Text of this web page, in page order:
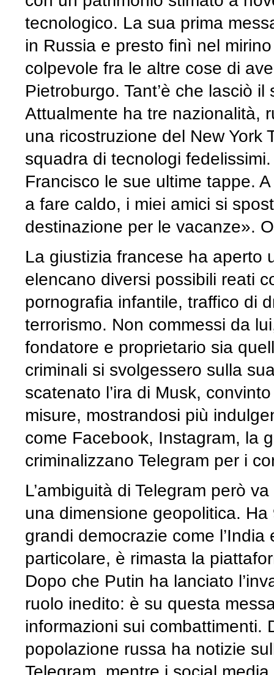
tecnologico. La sua prima
in Russia e presto finì nel
colpevole fra le altre cose di
Pietroburgo. Tant’è che lasciò
Attualmente ha tre nazionalità,
una ricostruzione del New York
squadra di tecnologi
Francisco le sue ultime tappe.
a fare caldo, i miei amici si
destinazione per le vacanze».
La giustizia francese ha aperto
elencano diversi possibili reati
pornografia infantile, traffico di
terrorismo. Non commessi da
fondatore e proprietario sia
criminali si svolgessero sulla
scatenato l’ira di Musk,
misure, mostrandosi più
come Facebook, Instagram, la
criminalizzano Telegram per i
L’ambiguità di Telegram però
una dimensione geopolitica.
grandi democrazie come
particolare, è rimasta la
Dopo che Putin ha lanciato
ruolo inedito: è su questa
informazioni sui combattimenti.
popolazione russa ha notizie